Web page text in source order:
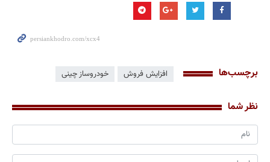
برچسب‌ها افزایش فروش خودروساز چینی
نظر شما